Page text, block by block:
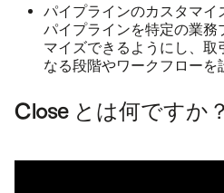
パイプラインのカスタマイ
パイプラインを特定の業務
マイズできるようにし、
なる段階やワークフローを
Close とは何ですか？